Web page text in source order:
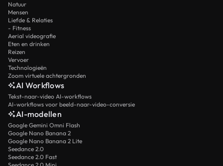
Natuur
Mensen
Liefde & Relaties
- Fitness
Aerial videografie
Eten en drinken
Reizen
Vervoer
Technologieën
Zoom virtuele achtergronden
AI Workflows
Tekst-naar-video AI-workflows
AI-workflows voor beeld-naar-video-conversie
AI-modellen
Google Gemini Omni Flash
Google Nano Banana 2
Google Nano Banana 2 Lite
Seedance 2.0
Seedance 2.0 Fast